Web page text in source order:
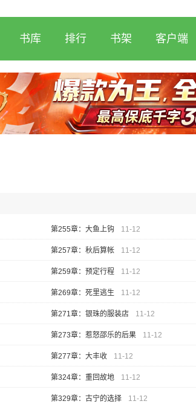
书库 排行 书架 客户端
第255章：大鱼上钩 11-12
第257章：秋后算帐 11-12
第259章：预定行程 11-12
第269章：死里逃生 11-12
第271章：银珠的服装店 11-12
第273章：惹怒邵乐的后果 11-12
第277章：大丰收 11-12
第324章：重回故地 11-12
第329章：古宁的选择 11-12